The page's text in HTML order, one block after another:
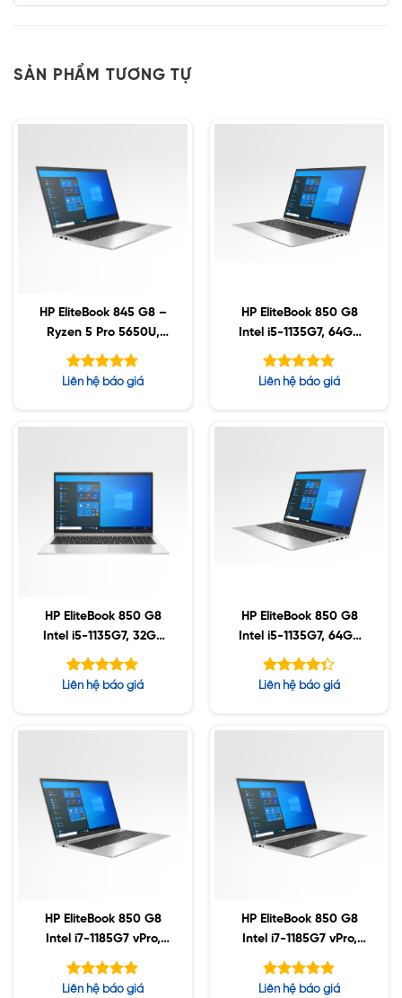
SẢN PHẨM TƯƠNG TỰ
HP EliteBook 845 G8 –
Ryzen 5 Pro 5650U,
64GB, 256GB SSD, 14″
Được xếp
Liên hệ báo giá
HP EliteBook 850 G8
Intel i5-1135G7, 64GB
DDR4, 512GB SSD,
Được xếp
Liên hệ báo giá
HP EliteBook 850 G8
Intel i5-1135G7, 32GB
DDR4, 512GB SSD,
15.6″ FHD, Win10
Được xếp
Liên hệ báo giá
HP EliteBook 850 G8
Intel i5-1135G7, 64GB
DDR4, 1TB SSD, 15.6″
FHD, Win10
Được xếp
Liên hệ báo giá
HP EliteBook 850 G8
Intel i7-1185G7 vPro,
32GB, 256GB SSD,
15.6″ FHD, Win10
Được xếp
Liên hệ báo giá
HP EliteBook 850 G8
Intel i7-1185G7 vPro,
64GB, 512GB SSD,
15.6″ FHD, Win10
Được xếp
Liên hệ báo giá